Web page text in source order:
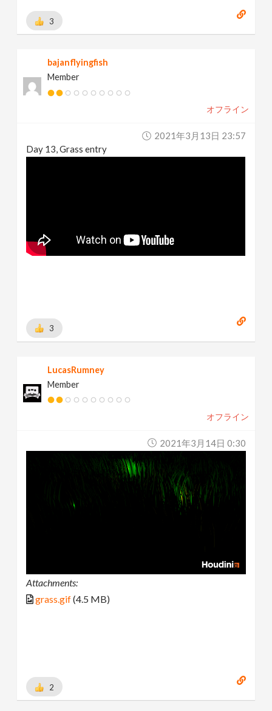
3
bajanflyingfish
Member
オフライン
2021年3月13日 23:57
Day 13, Grass entry
3
LucasRumney
Member
オフライン
2021年3月14日 0:30
Attachments:
grass.gif(4.5 MB)
2